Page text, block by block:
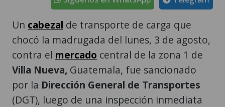
Un cabezal de transporte de carga que
chocó la madrugada del lunes, 3 de agosto,
contra el mercado central de la zona 1 de
Villa Nueva, Guatemala, fue sancionado
por la Dirección General de Transportes
(DGT), luego de una inspección inmediata